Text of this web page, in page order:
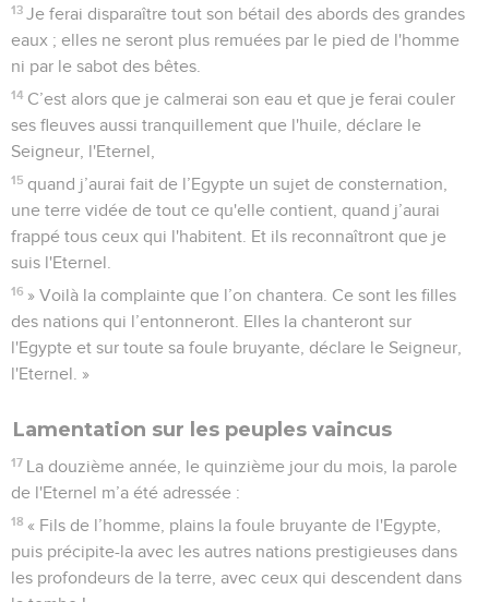
13 Je ferai disparaître tout son bétail des abords des grandes
eaux ; elles ne seront plus remuées par le pied de l'homme
ni par le sabot des bêtes.
14 C’est alors que je calmerai son eau et que je ferai couler
ses fleuves aussi tranquillement que l'huile, déclare le
Seigneur, l'Eternel,
15 quand j’aurai fait de l’Egypte un sujet de consternation,
une terre vidée de tout ce qu'elle contient, quand j’aurai
frappé tous ceux qui l'habitent. Et ils reconnaîtront que je
suis l'Eternel.
16 » Voilà la complainte que l’on chantera. Ce sont les filles
des nations qui l’entonneront. Elles la chanteront sur
l'Egypte et sur toute sa foule bruyante, déclare le Seigneur,
l'Eternel. »
Lamentation sur les peuples vaincus
17 La douzième année, le quinzième jour du mois, la parole
de l'Eternel m’a été adressée :
18 « Fils de l’homme, plains la foule bruyante de l'Egypte,
puis précipite-la avec les autres nations prestigieuses dans
les profondeurs de la terre, avec ceux qui descendent dans